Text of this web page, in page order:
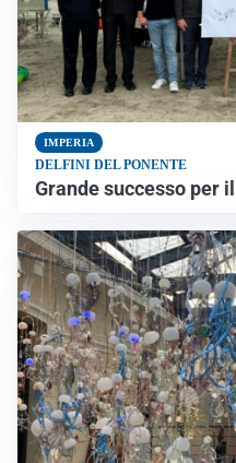
IMPERIA
DELFINI DEL PONENTE
Grande successo per